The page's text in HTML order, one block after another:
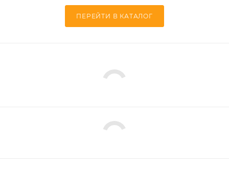
ПЕРЕЙТИ В КАТАЛОГ